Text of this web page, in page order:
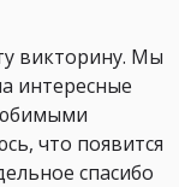
викторину. Мы
интересные
что появится
спасибо